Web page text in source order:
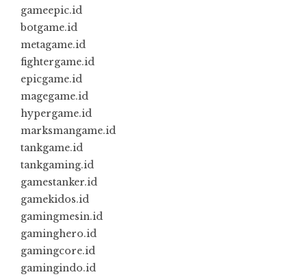
gameepic.id
botgame.id
metagame.id
fightergame.id
epicgame.id
magegame.id
hypergame.id
marksmangame.id
tankgame.id
tankgaming.id
gamestanker.id
gamekidos.id
gamingmesin.id
gaminghero.id
gamingcore.id
gamingindo.id